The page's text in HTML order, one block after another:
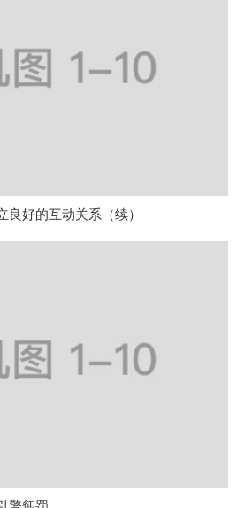
好的互动关系（续）